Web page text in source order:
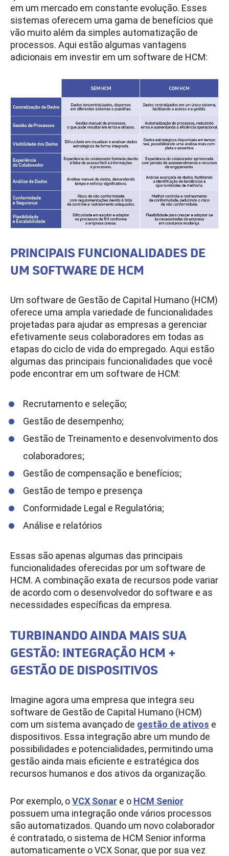
em um mercado em constante evolução. Esses
sistemas oferecem uma gama de benefícios que
vão muito além da simples automatização de
processos. Aqui estão algumas vantagens
adicionais em investir em um software de HCM:
PRINCIPAIS FUNCIONALIDADES DE
UM SOFTWARE DE HCM
Um software de Gestão de Capital Humano (HCM)
oferece uma ampla variedade de funcionalidades
projetadas para ajudar as empresas a gerenciar
efetivamente seus colaboradores em todas as
etapas do ciclo de vida do empregado. Aqui estão
algumas das principais funcionalidades que você
pode encontrar em um software de HCM:
Recrutamento e seleção;
Gestão de desempenho;
Gestão de Treinamento e desenvolvimento dos
colaboradores;
Gestão de compensação e benefícios;
Gestão de tempo e presença
Conformidade Legal e Regulatória;
Análise e relatórios
Essas são apenas algumas das principais
funcionalidades oferecidas por um software de
HCM. A combinação exata de recursos pode variar
de acordo com o desenvolvedor do software e as
necessidades específicas da empresa.
TURBINANDO AINDA MAIS SUA
GESTÃO: INTEGRAÇÃO HCM +
GESTÃO DE DISPOSITIVOS
Imagine agora uma empresa que integra seu
software de Gestão de Capital Humano (HCM)
com um sistema avançado de gestão de ativos e
dispositivos. Essa integração abre um mundo de
possibilidades e potencialidades, permitindo uma
gestão ainda mais eficiente e estratégica dos
recursos humanos e dos ativos da organização.
Por exemplo, oVCX Sonar e o HCM Senior
possuem uma integração onde vários processos
são automatizados. Quando um novo colaborador
é contratado, o sistema de HCM Senior informa
automaticamente o VCX Sonar, que por sua vez